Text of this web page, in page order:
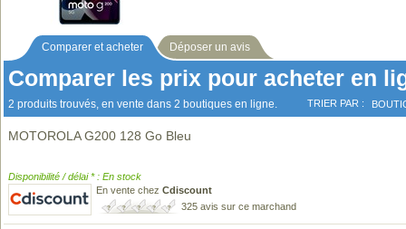
Comparer et acheter Déposer un avis
Comparer les prix pour acheter en
2 produits trouvés, en vente dans 2 boutiques en ligne. TRIER PAR :
MOTOROLA G200 128 Go Bleu
Disponibilité / délai * : En stock
En vente chez Cdiscount
325 avis sur ce marchand